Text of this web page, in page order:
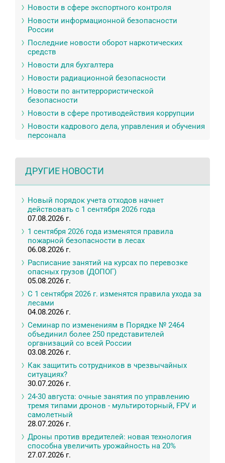
Новости в сфере экспортного контроля
Новости информационной безопасности
России
Последние новости оборот наркотических
средств
Новости для бухгалтера
Новости радиационной безопасности
Новости по антитеррористической
безопасности
Новости в сфере противодействия коррупции
Новости кадрового дела, управления и обучения
персонала
ДРУГИЕ НОВОСТИ
Новый порядок учета отходов начнет
действовать с 1 сентября 2026 года
07.08.2026 г.
1 сентября 2026 года изменятся правила
пожарной безопасности в лесах
06.08.2026 г.
Расписание занятий на курсах по перевозке
опасных грузов (ДОПОГ)
05.08.2026 г.
С 1 сентября 2026 г. изменятся правила ухода за
лесами
04.08.2026 г.
Семинар по изменениям в Порядке № 2464
объединил более 250 представителей
организаций со всей России
03.08.2026 г.
Как защитить сотрудников в чрезвычайных
ситуациях?
30.07.2026 г.
24-30 августа: очные занятия по управлению
тремя типами дронов - мультироторный, FPV и
самолетный
28.07.2026 г.
Дроны против вредителей: новая технология
способна увеличить урожайность на 20%
27.07.2026 г.